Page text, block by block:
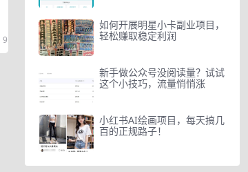
9.9
如何开展明星小卡副业项目，
轻松赚取稳定利润
新手做公众号没阅读量？试试
这个小技巧，流量悄悄涨
小红书AI绘画项目，每天搞几
百的正规路子！